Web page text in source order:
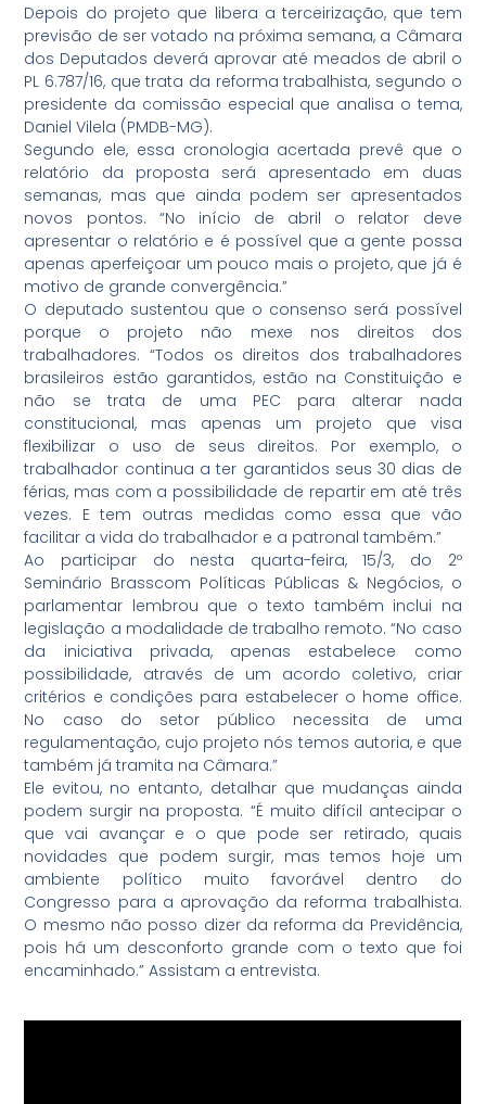
Depois do projeto que libera a terceirização, que tem
previsão de ser votado na próxima semana, a Câmara
dos Deputados deverá aprovar até meados de abril o
PL 6.787/16, que trata da reforma trabalhista, segundo o
presidente da comissão especial que analisa o tema,
Daniel Vilela (PMDB-MG).
Segundo ele, essa cronologia acertada prevê que o
relatório da proposta será apresentado em duas
semanas, mas que ainda podem ser apresentados
novos pontos. “No início de abril o relator deve
apresentar o relatório e é possível que a gente possa
apenas aperfeiçoar um pouco mais o projeto, que já é
motivo de grande convergência.”
O deputado sustentou que o consenso será possível
porque o projeto não mexe nos direitos dos
trabalhadores. “Todos os direitos dos trabalhadores
brasileiros estão garantidos, estão na Constituição e
não se trata de uma PEC para alterar nada
constitucional, mas apenas um projeto que visa
flexibilizar o uso de seus direitos. Por exemplo, o
trabalhador continua a ter garantidos seus 30 dias de
férias, mas com a possibilidade de repartir em até três
vezes. E tem outras medidas como essa que vão
facilitar a vida do trabalhador e a patronal também.”
Ao participar do nesta quarta-feira, 15/3, do 2º
Seminário Brasscom Políticas Públicas & Negócios, o
parlamentar lembrou que o texto também inclui na
legislação a modalidade de trabalho remoto. “No caso
da iniciativa privada, apenas estabelece como
possibilidade, através de um acordo coletivo, criar
critérios e condições para estabelecer o home office.
No caso do setor público necessita de uma
regulamentação, cujo projeto nós temos autoria, e que
também já tramita na Câmara.”
Ele evitou, no entanto, detalhar que mudanças ainda
podem surgir na proposta. “É muito difícil antecipar o
que vai avançar e o que pode ser retirado, quais
novidades que podem surgir, mas temos hoje um
ambiente político muito favorável dentro do
Congresso para a aprovação da reforma trabalhista.
O mesmo não posso dizer da reforma da Previdência,
pois há um desconforto grande com o texto que foi
encaminhado.” Assistam a entrevista.